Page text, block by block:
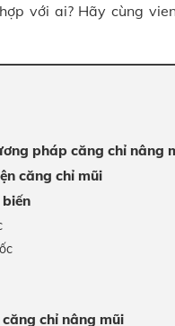
với ai? Hãy cùng
pháp căng chỉ nâng
căng chỉ mũi
chỉ nâng mũi